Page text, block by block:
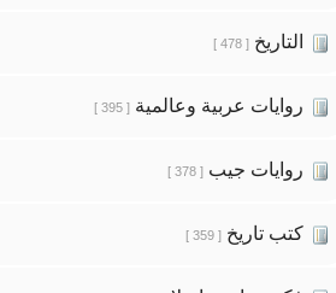
التاريخ [ 478 ]
روايات عربية وعالمية [ 395 ]
روايات جيب [ 378 ]
كتب تاريخ [ 359 ]